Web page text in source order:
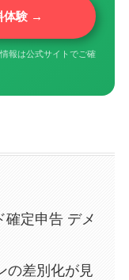
体験 →
報は公式サイトでご確
確定申告 デメ
の差別化が見